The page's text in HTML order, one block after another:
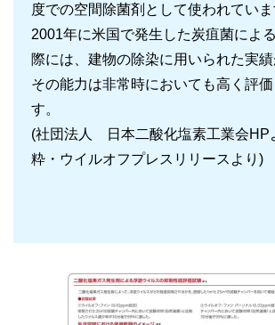
度での空間除菌剤として使われていま
2001年に米国で発生した炭疽菌によ
際には、建物の除染に用いられた実績
その能力は非常時においても高く評価
す。
(社団法人 日本二酸化塩素工業会HP
粋・ウイルオフプレスリリースより)